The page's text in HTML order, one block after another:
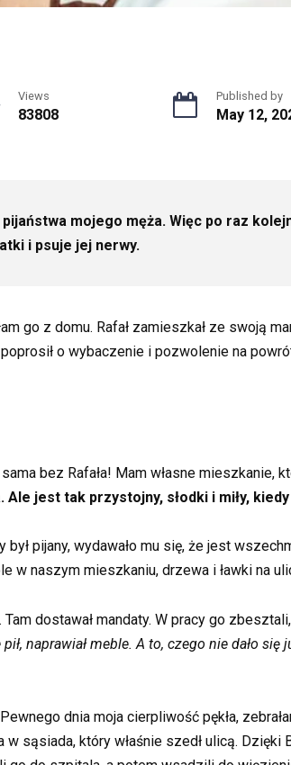
Views
83808
Published by
May 12,
mojego męża. Więc po raz
i psuje jej nerwy.
go z domu. Rafał zamieszkał ze swoją
o wybaczenie i pozwolenie na
bez Rafała! Mam własne mieszkanie,
Ale jest tak przystojny, słodki i miły,
pijany, wydawało mu się, że jest
w naszym mieszkaniu, drzewa i ławki na
. Tam dostawał mandaty. W pracy go
pił, naprawiał meble. A to, czego nie dało
dnia moja cierpliwość pękła,
sąsiada, który właśnie szedł ulicą. Dzięki